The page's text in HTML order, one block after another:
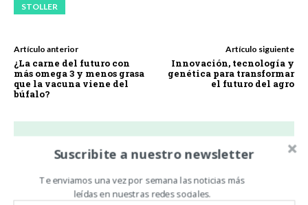
STOLLER
Artículo anterior
¿La carne del futuro con
más omega 3 y menos grasa
que la vacuna viene del
búfalo?
Artículo siguiente
Innovación, tecnología y
genética para transformar
el futuro del agro
Noticias De Campo
https://www.noticiasdecampo.com/
Todas las Noticias de Campo en un sólo lugar.
Suscribite a nuestro newsletter
Te enviamos una vez por semana las noticias más
leídas en nuestras redes sociales.